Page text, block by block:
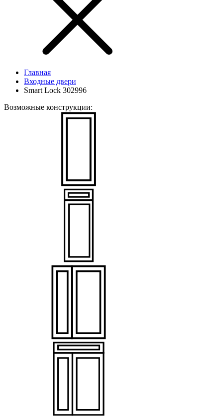
Главная
Входные двери
Smart Lock 302996
Возможные конструкции: